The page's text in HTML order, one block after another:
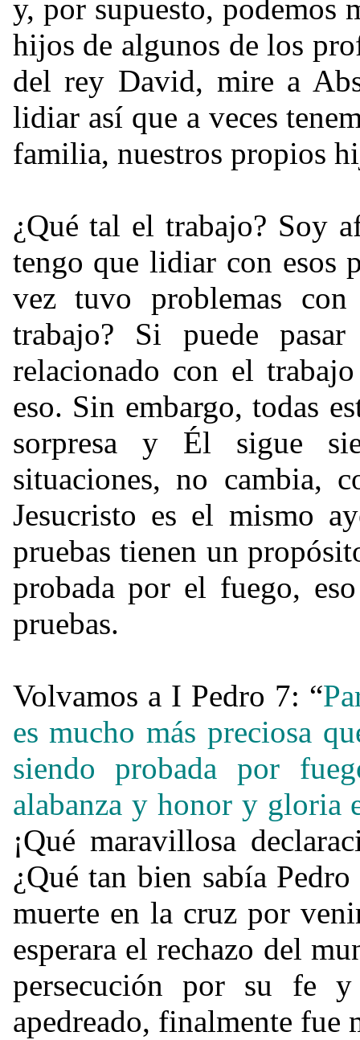
y, por supuesto, podemos
hijos de algunos de los
del rey David, mire a
lidiar así que a veces
familia, nuestros propios
¿Qué tal el trabajo? Soy
tengo que lidiar con esos
vez tuvo problemas
trabajo? Si puede
relacionado con el
eso. Sin embargo, todas
sorpresa y Él sigue
situaciones, no cambia,
Jesucristo es el mismo
pruebas tienen un
probada por el fuego,
pruebas.
Volvamos a I Pedro 7: “
es mucho más preciosa
siendo probada por
alabanza y honor y gloria
¡Qué maravillosa
¿Qué tan bien sabía
muerte en la cruz por
esperara el rechazo del
persecución por su fe
apedreado, finalmente fue